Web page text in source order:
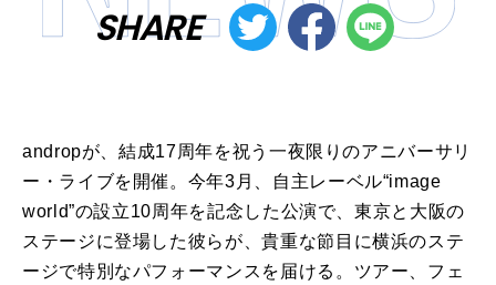
SHARE
andropが、結成17周年を祝う 一夜限りのアニバーサリ
ー ・ ライブを 開催 。今年3月、自主レーベル“image
world”の設立10周年を記念した公演で、東京と大阪の
ステージに登場した彼らが、貴重な節目に横浜のステ
ージで特別なパフ ォーマンス を 届ける。ツアー、 フェ